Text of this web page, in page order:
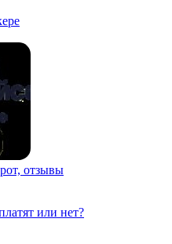
отзывы
или нет?